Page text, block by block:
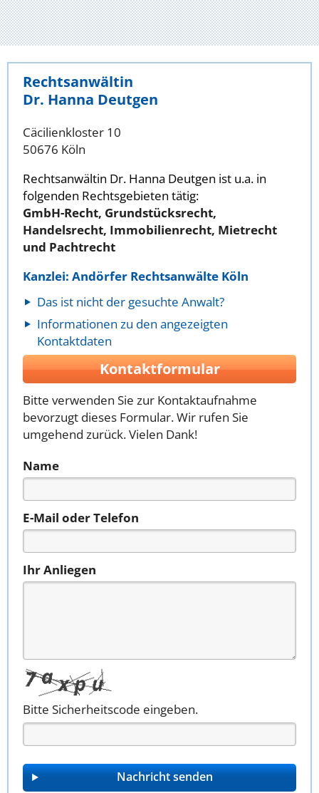
Rechtsanwältin
Dr. Hanna Deutgen
Cäcilienkloster 10
50676 Köln
Rechtsanwältin Dr. Hanna Deutgen ist u.a. in
folgenden Rechtsgebieten tätig:
GmbH-Recht, Grundstücksrecht,
Handelsrecht, Immobilienrecht, Mietrecht
und Pachtrecht
Kanzlei: Andörfer Rechtsanwälte Köln
Das ist nicht der gesuchte Anwalt?
Informationen zu den angezeigten
Kontaktdaten
Kontaktformular
Bitte verwenden Sie zur Kontaktaufnahme
bevorzugt dieses Formular. Wir rufen Sie
umgehend zurück. Vielen Dank!
Name
E-Mail oder Telefon
Ihr Anliegen
Bitte Sicherheitscode eingeben.